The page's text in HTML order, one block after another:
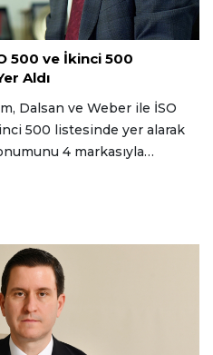
500 ve İkinci 500
Aldı
Dalsan ve Weber ile İSO
500 listesinde yer alarak
4 markasıyla